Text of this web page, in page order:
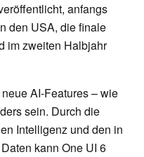
anfangs
den USA, die finale
im zweiten Halbjahr
AI-Features – wie
sein. Durch die
Intelligenz und den in
kann One UI 6